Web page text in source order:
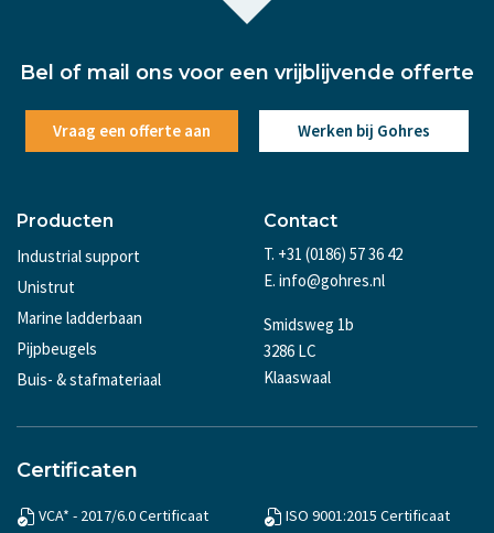
Bel of mail ons voor een vrijblijvende offerte
Vraag een offerte aan Werken bij Gohres
Producten
Industrial support
Unistrut
Marine ladderbaan
Pijpbeugels
Buis- & stafmateriaal
Contact
T. +31 (0186) 57 36 42
E. info@gohres.nl
Smidsweg 1b
3286 LC
Klaaswaal
Certificaten
VCA* - 2017/6.0 Certificaat ISO 9001:2015 Certificaat